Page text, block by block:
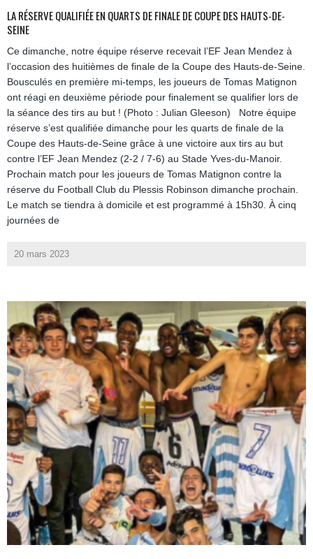
LA RÉSERVE QUALIFIÉE EN QUARTS DE FINALE DE COUPE DES HAUTS-DE-
SEINE
Ce dimanche, notre équipe réserve recevait l’EF Jean Mendez à
l’occasion des huitièmes de finale de la Coupe des Hauts-de-Seine.
Bousculés en première mi-temps, les joueurs de Tomas Matignon
ont réagi en deuxième période pour finalement se qualifier lors de
la séance des tirs au but ! (Photo : Julian Gleeson) Notre équipe
réserve s’est qualifiée dimanche pour les quarts de finale de la
Coupe des Hauts-de-Seine grâce à une victoire aux tirs au but
contre l’EF Jean Mendez (2-2 / 7-6) au Stade Yves-du-Manoir.
Prochain match pour les joueurs de Tomas Matignon contre la
réserve du Football Club du Plessis Robinson dimanche prochain.
Le match se tiendra à domicile et est programmé à 15h30. À cinq
journées de
20 mars 2023